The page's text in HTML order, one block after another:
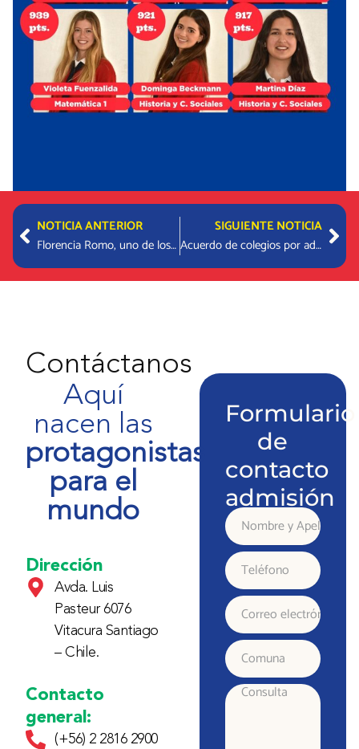
PrevNOTICIA ANTERIOR
Florencia Romo, uno de los cinco puntajes máximos en Competencia Lectora PAES del país
SIGUIENTE NOTICIA
Acuerdo de colegios por admisión 2025
Contáctanos
Aquí
nacen las
protagonistas
para el
mundo
Dirección
Avda. Luis
Pasteur 6076
Vitacura Santiago
– Chile.
Contacto
general:
(+56) 2 2816 2900
Formulario
de
contacto
admisión
Nombre
y
Apellido
Teléfono
Correo
electrónico
Comuna
Consulta